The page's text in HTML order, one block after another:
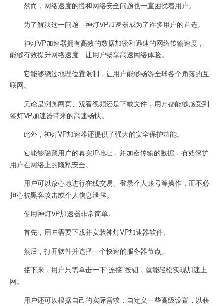
然而，网络速度的慢和网络安全问题也一直困扰着用户。
为了解决这一问题，神灯VP加速器成为了许多用户的首选。
神灯VP加速器拥有高效的数据加密和迅速的网络传输速度，
能够有效提升网络速度，让用户畅享高速网络体验。
它能够绕过地理位置限制，让用户能够畅游全球各个角落的互
联网。
无论是浏览网页、观看视频还是下载文件，用户都能够感受到
签灯VP加速器带来的高速畅快。
此外，神灯VP加速器还提供了强大的安全保护功能。
它能够隐藏用户的真实IP地址，并加密传输的数据，有效保护
用户在网络上的隐私安全。
用户可以放心地进行在线交易、登录个人账号等操作，而不必
担心被黑客攻击或个人信息泄露。
使用神灯VP加速器非常简单。
首先，用户需要下载并安装神灯VP加速器软件。
然后，打开软件并选择一个快速的服务器节点。
接下来，用户只需单击一下“连接”按钮，就能轻松实现加速上
网。
用户还可以根据自己的实际需求，自定义一些高级设置，以获